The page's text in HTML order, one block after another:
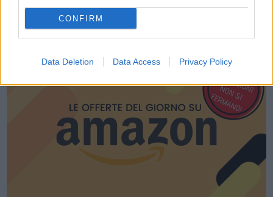
CONFIRM
Data Deletion Data Access Privacy Policy
LE MIGLIORI OFFERTE AMAZON